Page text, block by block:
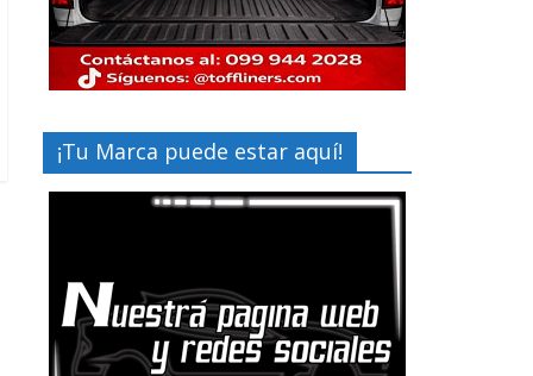
¡Tu Marca puede estar aquí!